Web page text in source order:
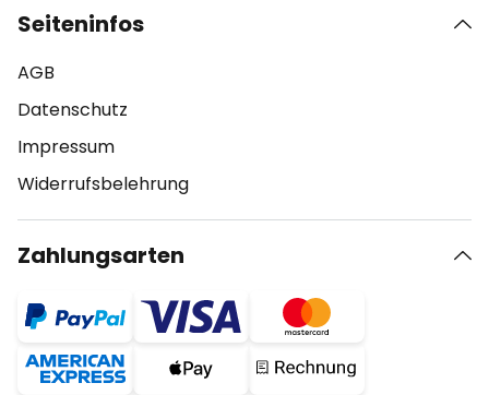
Seiteninfos
AGB
Datenschutz
Impressum
Widerrufsbelehrung
Zahlungsarten